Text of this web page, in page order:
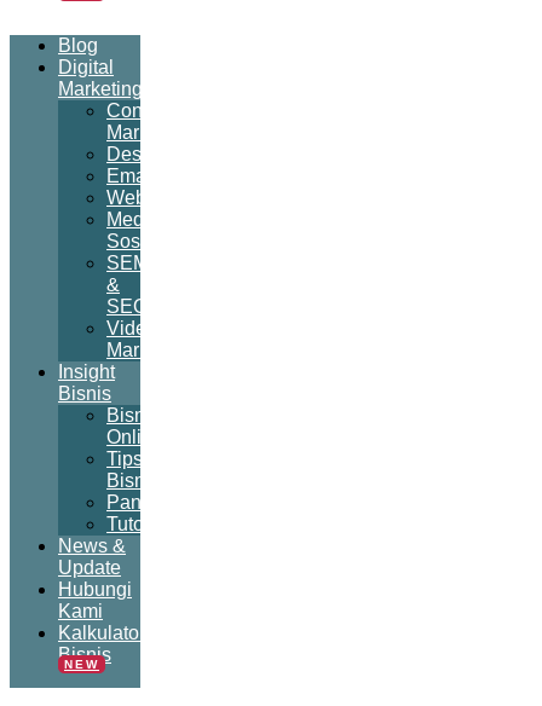
Blog
Digital
Marketing
Content
Marketing
Desain
Email
Website
Media
Sosial
SEM
&
SEO
Video
Marketing
Insight
Bisnis
Bisnis
Online
Tips
Bisnis
Panduan
Tutorial
News &
Update
Hubungi
Kami
Kalkulator
Bisnis
NEW